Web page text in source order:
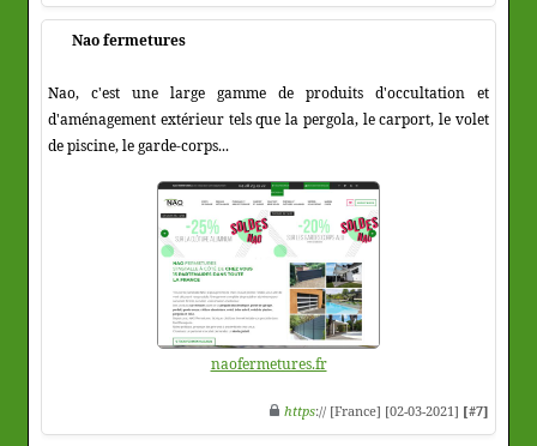
Nao fermetures
Nao, c'est une large gamme de produits d'occultation et
d'aménagement extérieur tels que la pergola, le carport, le volet
de piscine, le garde-corps...
naofermetures.fr
https:// [France] [02-03-2021] [#7]